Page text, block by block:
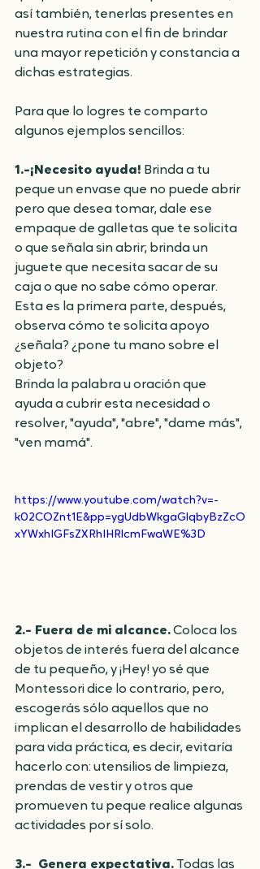
así también, tenerlas presentes en
nuestra rutina con el fin de brindar
una mayor repetición y constancia a
dichas estrategias.
Para que lo logres te comparto
algunos ejemplos sencillos:
1.-¡Necesito ayuda! Brinda a tu
peque un envase que no puede abrir
pero que desea tomar, dale ese
empaque de galletas que te solicita
o que señala sin abrir; brinda un
juguete que necesita sacar de su
caja o que no sabe cómo operar.
Esta es la primera parte, después,
observa cómo te solicita apoyo
¿señala? ¿pone tu mano sobre el
objeto?
Brinda la palabra u oración que
ayuda a cubrir esta necesidad o
resolver, "ayuda", "abre", "dame más",
"ven mamá".
https://www.youtube.com/watch?v=-
k02COZnt1E&pp=ygUdbWkgaGlqbyBzZcO
xYWxhIGFsZXRhIHRlcmFwaWE%3D
2.- Fuera de mi alcance. Coloca los
objetos de interés fuera del alcance
de tu pequeño, y ¡Hey! yo sé que
Montessori dice lo contrario, pero,
escogerás sólo aquellos que no
implican el desarrollo de habilidades
para vida práctica, es decir, evitaría
hacerlo con: utensilios de limpieza,
prendas de vestir y otros que
promueven tu peque realice algunas
actividades por sí solo.
3.-  Genera expectativa. Todas las